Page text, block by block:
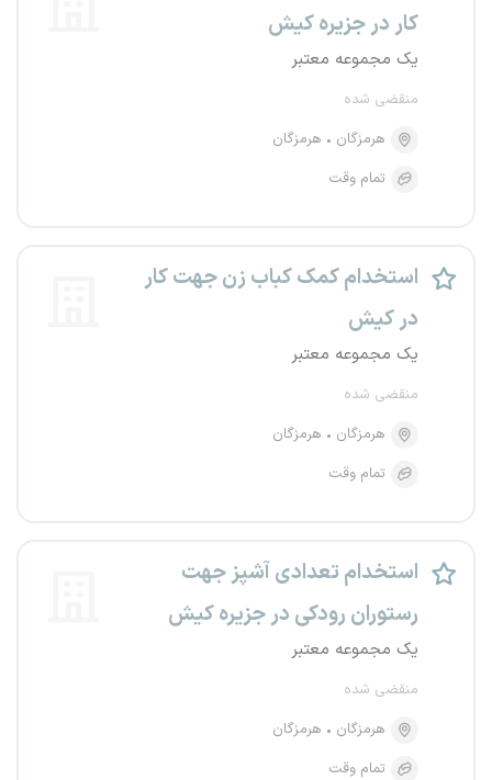
کار در جزیره کیش
یک مجموعه معتبر
منقضی شده
هرمزگان
هرمزگان
تمام وقت
استخدام کمک کباب زن جهت کار
در کیش
یک مجموعه معتبر
منقضی شده
هرمزگان
هرمزگان
تمام وقت
استخدام تعدادی آشپز جهت
رستوران رودکی در جزیره کیش
یک مجموعه معتبر
منقضی شده
هرمزگان
هرمزگان
تمام وقت